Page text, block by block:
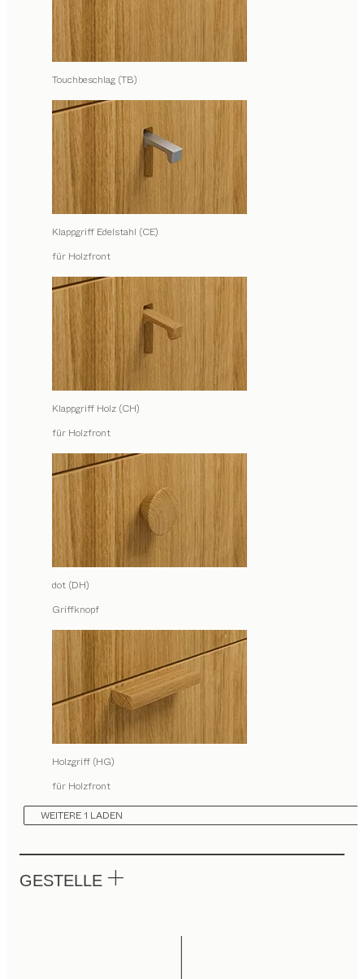
Touchbeschlag (TB)
Klappgriff Edelstahl (CE)
für Holzfront
Klappgriff Holz (CH)
für Holzfront
dot (DH)
Griffknopf
Holzgriff (HG)
für Holzfront
WEITERE 1 LADEN
GESTELLE